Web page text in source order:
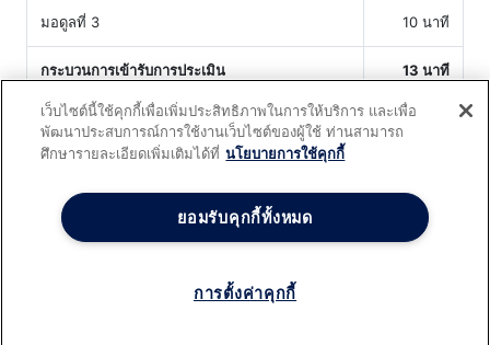
มอดูลที่ 3 10 นาที
กระบวนการเข้ารับการประเมิน 13 นาที
กระบวนการเข้ารับการประเมิน 13 นาที
สร้างระบบการเรียนออนไลน์ (e-Learning) ของคุณอย่างมือ
ครอบคลุมทุกการใช้งาน .
เว็บไซต์นี้ใช้คุกกี้เพื่อเพิ่มประสิทธิภาพในการให้บริการ และเพื่อ
พัฒนาประสบการณ์การใช้งานเว็บไซต์ของผู้ใช้ ท่านสามารถ
ศึกษารายละเอียดเพิ่มเติมได้ที่ นโยบายการใช้คุกกี้
ยอมรับคุกกี้ทั้งหมด
การตั้งค่าคุกกี้